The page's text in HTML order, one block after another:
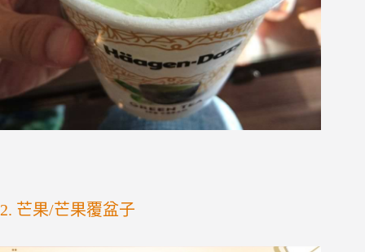
2. 芒果/芒果覆盆子